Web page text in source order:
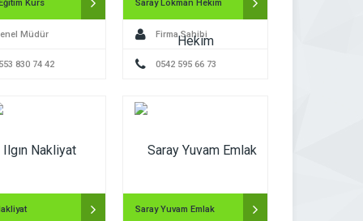
Kurs
Müdür
830 74 42
Saray Lokman Hekim
Firma Sahibi
0542 595 66 73
Saray Yuvam Emlak